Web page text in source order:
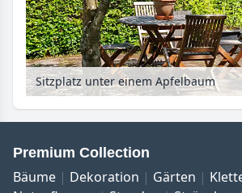
Sitzplatz unter einem Apfelbaum
Premium Collection
Bäume Dekoration Gärten